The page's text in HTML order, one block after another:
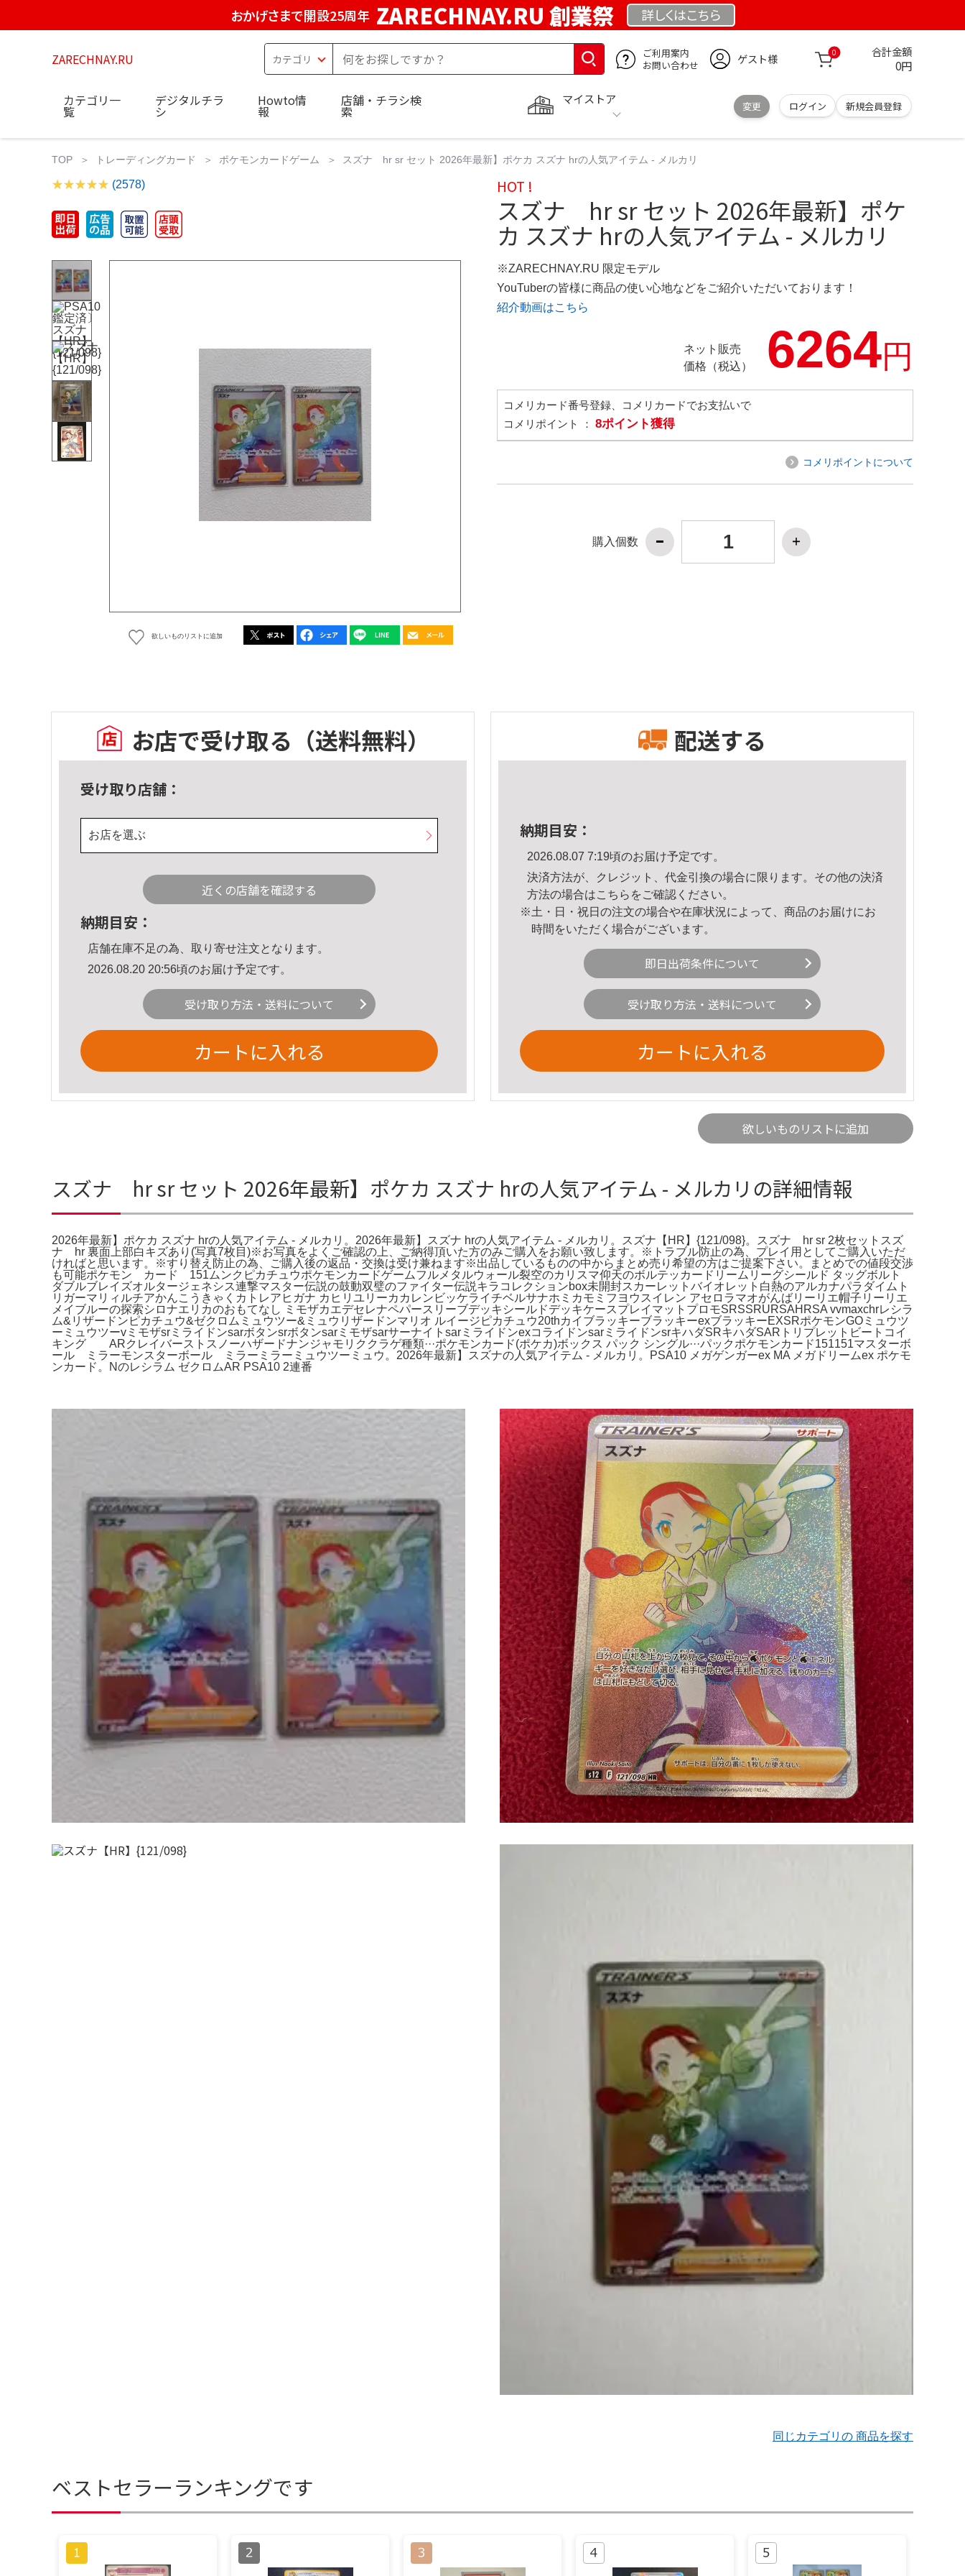
おかげさまで開設25周年 ZARECHNAY.RU 創業祭 詳しくはこちら
ZARECHNAY.RU
ご利用案内
お問い合わせ
ゲスト様 0 合計金額
0円
マイストア
変更 ログイン 新規会員登録
カテゴリ一
覧
デジタルチラ
シ
Howto情
報
店舗・チラシ検
索
TOP トレーディングカード ポケモンカードゲーム スズナ hr sr セット 2026年最新】ポケカ スズナ hrの人気アイテム - メルカリ
(2578)
欲しいものリストに追加
HOT !
スズナ hr sr セット 2026年最新】ポケ
カ スズナ hrの人気アイテム - メルカリ
※ZARECHNAY.RU 限定モデル
YouTuberの皆様に商品の使い心地などをご紹介いただいております！
紹介動画はこちら
ネット販売
価格（税込）
6264円
コメリカード番号登録、コメリカードでお支払いで
コメリポイント ： 8ポイント獲得
コメリポイントについて
購入個数
お店で受け取る （送料無料）
受け取り店舗：
お店を選ぶ
近くの店舗を確認する
納期目安：
店舗在庫不足の為、取り寄せ注文となります。
2026.08.20 20:56頃のお届け予定です。
受け取り方法・送料について
カートに入れる
配送する
納期目安：
2026.08.07 7:19頃のお届け予定です。
決済方法が、クレジット、代金引換の場合に限ります。その他の決済
方法の場合はこちら をご確認ください。
※土・日・祝日の注文の場合や在庫状況によって、商品のお届けにお
時間をいただく場合がございます。
即日出荷条件について
受け取り方法・送料について
カートに入れる
欲しいものリストに追加
スズナ hr sr セット 2026年最新】ポケカ スズナ hrの人気アイテム - メルカリの詳細情報
2026年最新】ポケカ スズナ hrの人気アイテム - メルカリ。2026年最新】スズナ hrの人気アイテム - メルカリ。スズナ【HR】{121/098}。スズナ hr sr 2枚セットスズ
ナ hr 裏面上部白キズあり(写真7枚目)※お写真をよくご確認の上、ご納得頂いた方のみご購入をお願い致します。※トラブル防止の為、プレイ用としてご購入いただ
ければと思います。※すり替え防止の為、ご購入後の返品・交換は受け兼ねます※出品しているものの中からまとめ売り希望の方はご提案下さい。まとめでの値段交渉
も可能ポケモン カード 151ムンクピカチュウポケモンカードゲームフルメタルウォール裂空のカリスマ仰天のボルテッカードリームリーグシールド タッグボルト
ダブルブレイズオルタージェネシス連撃マスター伝説の鼓動双璧のファイター伝説キラコレクションbox未開封スカーレットバイオレット白熱のアルカナパラダイムト
リガーマリィルチアかんこうきゃくカトレアヒガナ カヒリユリーカカレンビッケライチベルサナホミカモミフヨウスイレン アセロラマオがんばリーリエ帽子リーリエ
メイブルーの探索シロナエリカのおもてなし ミモザカエデセレナペパースリーブデッキシールドデッキケースプレイマットプロモSRSSRURSAHRSA vvmaxchrレシラ
ム&リザードンピカチュウ&ゼクロムミュウツー&ミュウリザードンマリオ ルイージピカチュウ20thカイブラッキーブラッキーexブラッキーEXSRポケモンGOミュウツ
ーミュウツーvミモザsrミライドンsarボタンsrボタンsarミモザsarサーナイトsarミライドンexコライドンsarミライドンsrキハダSRキハダSARトリプレットビートコイ
キング ARクレイバーストスノーハザードナンジャモリククラゲ種類···ポケモンカード(ポケカ)ボックス パック シングル···パックポケモンカード151151マスターボ
ール ミラーモンスターボール ミラーミラーミュウツーミュウ。2026年最新】スズナの人気アイテム - メルカリ。PSA10 メガゲンガーex MA メガドリームex ポケモ
ンカード。Nのレシラム ゼクロムAR PSA10 2連番
同じカテゴリの 商品を探す
ベストセラーランキングです